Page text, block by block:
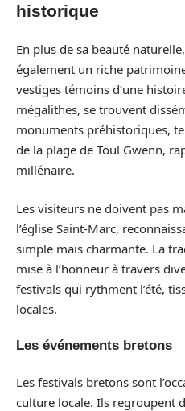
historique
En plus de sa beauté
également un riche
vestiges témoins d’une
mégalithes, se trouvent
monuments préhistoriques,
de la plage de Toul Gwenn,
millénaire.
Les visiteurs ne doivent pas
l’église Saint-Marc,
simple mais charmante. La
mise à l’honneur à travers
festivals qui rythment l’été,
locales.
Les événements bretons
Les festivals bretons sont
culture locale. Ils regroupent